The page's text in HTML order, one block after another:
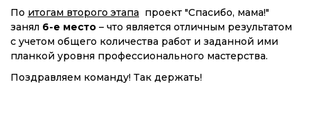
По итогам второго этапа проект "Спасибо, мама!"
занял 6-е место – что является отличным результатом
с учетом общего количества работ и заданной ими
планкой уровня профессионального мастерства.
Поздравляем команду! Так держать!